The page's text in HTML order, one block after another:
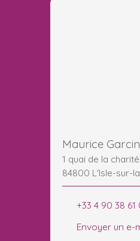
Maurice
1 quai de la charité
84800 L'Isle-sur-
+33 4 90 38 61
Envoyer un e-